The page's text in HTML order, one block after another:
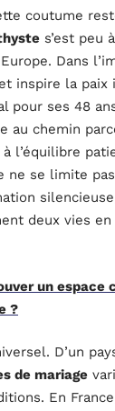
coutume
s’est peu
Dans
inspire la
pour ses 48
au chemin
l’équilibre
ne se limite
deux vies
un espace
?
D’un
de mariage
En